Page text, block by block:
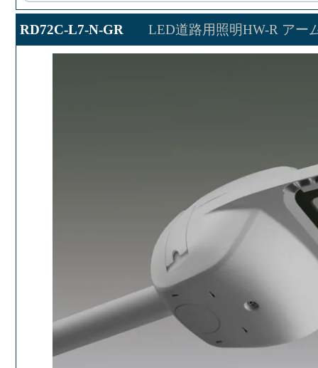
RD72C-L7-N-GR LED道路用照明HW-R アー